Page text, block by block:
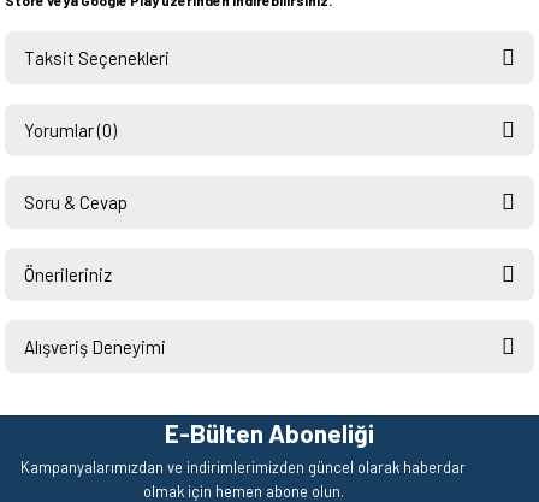
Taksit Seçenekleri
Yorumlar (0)
Soru & Cevap
Önerileriniz
yetersiz gördüğünüz noktaları öneri formunu kullanarak tarafımıza
Ürün resmi kalitesiz, bozuk veya görüntülenemiyor.
Ürün açıklamasında eksik bilgiler bulunuyor.
Alışveriş Deneyimi
Teşekkürler.
Mehmet Kendi | 18/06/2026
E-Bülten Aboneliği
Kampanyalarımızdan ve indirimlerimizden güncel olarak haberdar
olmak için hemen abone olun.